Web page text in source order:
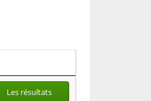
Les résultats